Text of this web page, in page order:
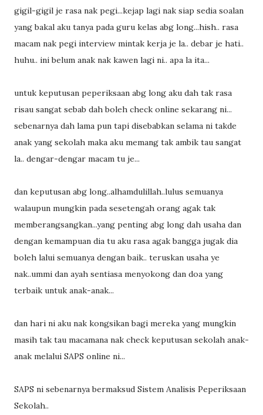
gigil-gigil je rasa nak pegi...kejap lagi nak siap sedia soalan
yang bakal aku tanya pada guru kelas abg long...hish.. rasa
macam nak pegi interview mintak kerja je la.. debar je hati..
huhu.. ini belum anak nak kawen lagi ni.. apa la ita...
untuk keputusan peperiksaan abg long aku dah tak rasa
risau sangat sebab dah boleh check online sekarang ni...
sebenarnya dah lama pun tapi disebabkan selama ni takde
anak yang sekolah maka aku memang tak ambik tau sangat
la.. dengar-dengar macam tu je...
dan keputusan abg long..alhamdulillah..lulus semuanya
walaupun mungkin pada sesetengah orang agak tak
memberangsangkan...yang penting abg long dah usaha dan
dengan kemampuan dia tu aku rasa agak bangga jugak dia
boleh lalui semuanya dengan baik.. teruskan usaha ye
nak..ummi dan ayah sentiasa menyokong dan doa yang
terbaik untuk anak-anak...
dan hari ni aku nak kongsikan bagi mereka yang mungkin
masih tak tau macamana nak check keputusan sekolah anak-
anak melalui SAPS online ni...
SAPS ni sebenarnya bermaksud Sistem Analisis Peperiksaan
Sekolah..